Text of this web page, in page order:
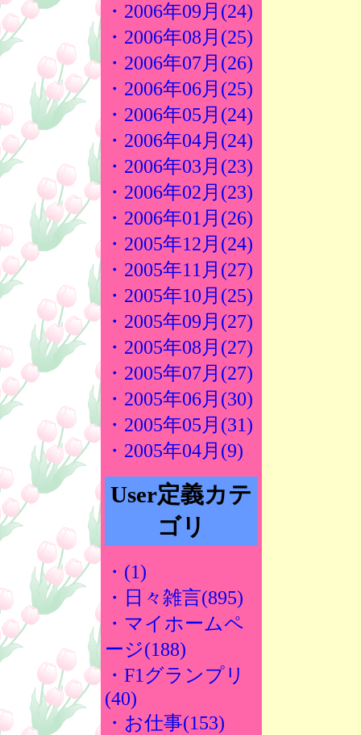
・2006年09月(24)
・2006年08月(25)
・2006年07月(26)
・2006年06月(25)
・2006年05月(24)
・2006年04月(24)
・2006年03月(23)
・2006年02月(23)
・2006年01月(26)
・2005年12月(24)
・2005年11月(27)
・2005年10月(25)
・2005年09月(27)
・2005年08月(27)
・2005年07月(27)
・2005年06月(30)
・2005年05月(31)
・2005年04月(9)
User定義カテ
ゴリ
・(1)
・日々雑言(895)
・マイホームペ
ージ(188)
・F1グランプリ
(40)
・お仕事(153)